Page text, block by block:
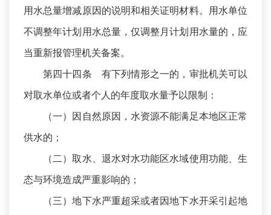
用水总量增减原因的说明和相关证明材料。用水单位
不调整年计划用水总量，仅调整月计划用水量的，应
当重新报管理机关备案。
第四十四条 有下列情形之一的，审批机关可以
对取水单位或者个人的年度取水量予以限制：
（一）因自然原因，水资源不能满足本地区正常
供水的；
（二）取水、退水对水功能区水域使用功能、生
态与环境造成严重影响的；
（三）地下水严重超采或者因地下水开采引起地